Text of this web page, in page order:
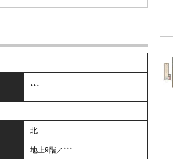
***
北
地上9階／***